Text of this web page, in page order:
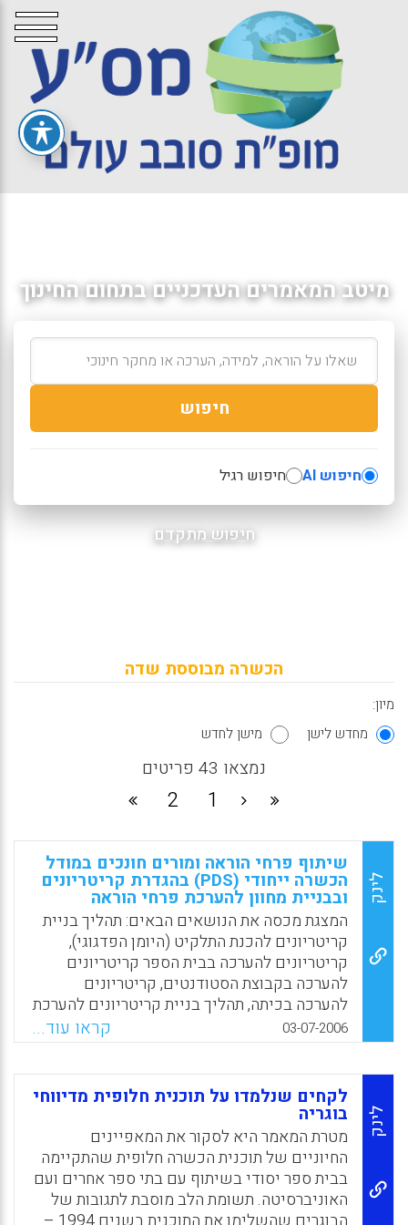
מיטב המאמרים העדכניים בתחום החינוך
חיפוש
חיפוש AI חיפוש רגיל
חיפוש מתקדם
הכשרה מבוססת שדה
מיון:
מחדש לישן
מישן לחדש
נמצאו 43 פריטים
1
2
לינק
שיתוף פרחי הוראה ומורים חונכים במודל
הכשרה ייחודי (PDS) בהגדרת קריטריונים
ובבניית מחוון להערכת פרחי הוראה
המצגת מכסה את הנושאים הבאים: תהליך בניית
קריטריונים להכנת התלקיט (היומן הפדגוגי),
קריטריונים להערכה בבית הספר קריטריונים
להערכה בקבוצת הסטודנטים, קריטריונים
להערכה בכיתה, תהליך בניית קריטריונים להערכת
העבודה המעשית, תהליך בניית קריטריונים
להערכת העבודה המעשית – ממצאים, תפקידי
המחוון, הערכה מעצבת, הערכה מסכמת, נקודות
העוצמה של התהליך המשותף (עדנה גוז, דר' שוש
מלאת, רינת אורן)
WhatsApp
Facebook
Email
X
03-07-2006 קראו עוד...
לינק
לקחים שנלמדו על תוכנית חלופית מדיווחי
בוגריה
מטרת המאמר היא לסקור את המאפיינים
החיוניים של תוכנית הכשרה חלופית שהתקיימה
בבית ספר יסודי בשיתוף עם בתי ספר אחרים ועם
האוניברסיטה. תשומת הלב מוסבת לתגובות של